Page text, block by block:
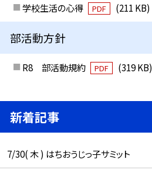
学校生活の心得 PDF (211 KB)
部活動方針
R8 部活動規約 PDF (319 KB)
新着記事
7/30( 木 ) はちおうじっ子サミット